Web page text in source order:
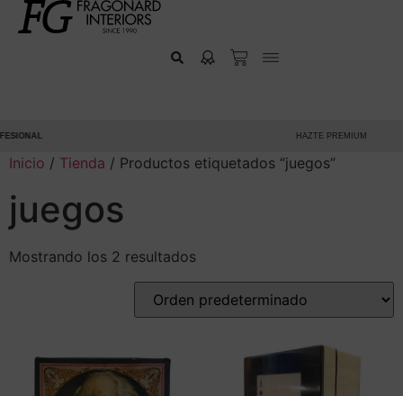
HAZTE PREMIUM
Inicio / Tienda / Productos etiquetados “juegos”
juegos
Mostrando los 2 resultados